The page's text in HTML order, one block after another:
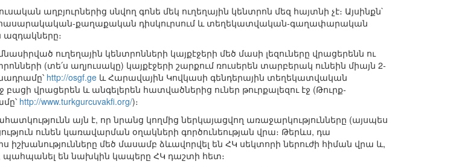
աղբյուրներից սնվող գոնե մեկ ուղեղային կենտրոն մեզ հայտնի չէ։ Այսինքն`
հասարակական-քաղաքական դիսկուրսում և տեղեկատվական-գաղափարական
ազդակները։
ուղեղային կենտրոնների կայքէջերի մեծ մասի լեզուները վրացերենն ու
(տե՛ս աղյուսակը) կայքէջերի շարքում ռուսերեն տարբերակ ունեին միայն 2-
http://osgf.ge և Հարավային Կովկասի գենդերային տեղեկատվական
բացի վրացերեն և անգելերեն հատվածներից ուներ թուրքալեզու էջ (Թուրք-
http://www.turkgurcuvakfi.org/)։
այն է, որ նրանց կողմից ներկայացվող առաջարկությունները (այսպես
ունեն կառավարման օղակների գործունեության վրա։ Թերևս, դա
իշխանությունները մեծ մասամբ ձևավորվել են ՀԿ սեկտորի ներուժի հիման վրա և,
են նախկին կապերը ՀԿ դաշտի հետ։